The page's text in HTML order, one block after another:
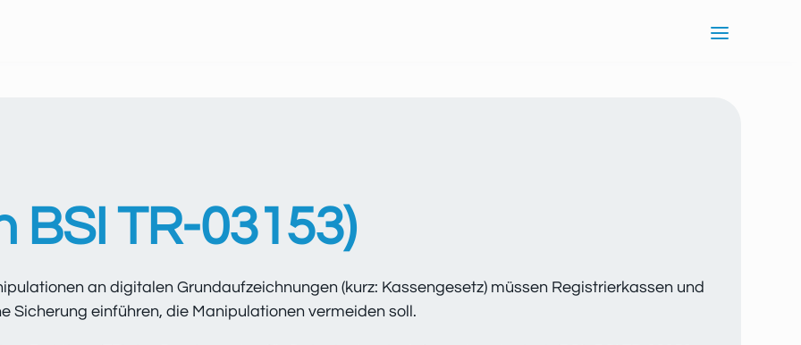
BSI TR-03153)
an digitalen Grundaufzeichnungen (kurz: Kassengesetz) müssen Registrierkassen und
Sicherung einführen, die Manipulationen vermeiden soll.